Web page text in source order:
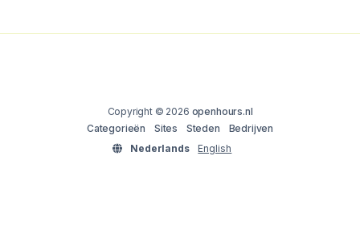
Copyright © 2026 openhours.nl
Categorieën
Sites Steden
Bedrijven
Nederlands
English